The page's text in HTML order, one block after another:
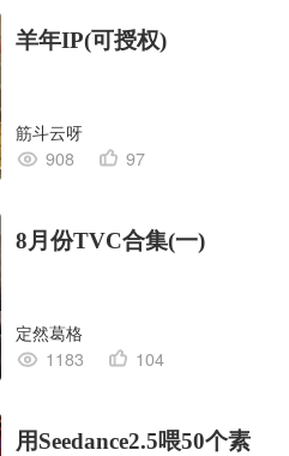
羊年IP(可授权)
筋斗云呀
908
97
8月份TVC合集(一)
定然葛格
1183
104
用Seedance2.5喂50个素